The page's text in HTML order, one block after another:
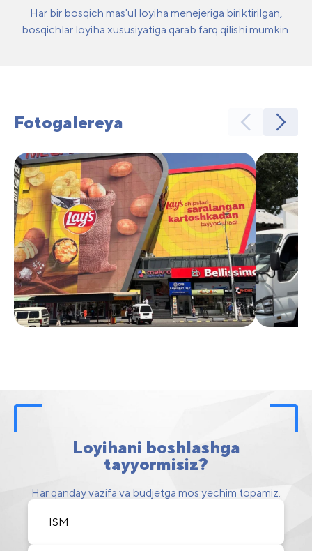
Har bir bosqich mas'ul loyiha menejeriga biriktirilgan,
bosqichlar loyiha xususiyatiga qarab farq qilishi mumkin.
Fotogalereya
Loyihani boshlashga
tayyormisiz?
Har qanday vazifa va budjetga mos yechim topamiz.